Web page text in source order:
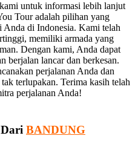
untuk informasi lebih lanjut
Tour adalah pilihan yang
Anda di Indonesia. Kami telah
memiliki armada yang
Dengan kami, Anda dapat
berjalan lancar dan berkesan.
perjalanan Anda dan
terlupakan. Terima kasih telah
perjalanan Anda!
BANDUNG